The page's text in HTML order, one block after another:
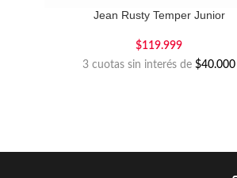
Jean Rusty Temper Junior
$119.999
3 cuotas sin interés de$40.000